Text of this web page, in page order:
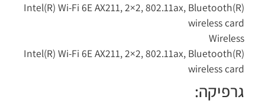
Intel(R) Wi-Fi 6E AX211, 2×2, 802.11ax,
wireless
Intel(R) Wi-Fi 6E AX211, 2×2, 802.11ax,
wireless